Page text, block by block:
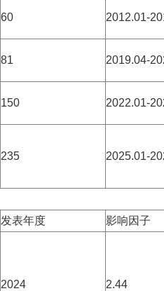
60 2012.01-
81 2019.04-
150 2022.01-
235 2025.01-
发表年度
影响因子
2024 2.44